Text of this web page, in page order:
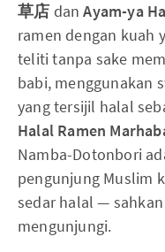
草店 danAyam-ya
ramen dengan kuah
teliti tanpa sake
babi, menggunakan
yang tersijil halal
Halal Ramen
Namba-Dotonbori
pengunjung Muslim
sedar halal —
mengunjungi.